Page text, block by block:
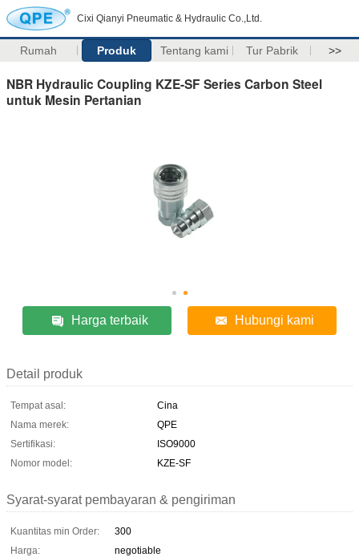
Cixi Qianyi Pneumatic & Hydraulic Co.,Ltd.
Rumah Produk Tentang kami Tur Pabrik >>
NBR Hydraulic Coupling KZE-SF Series Carbon Steel
untuk Mesin Pertanian
Harga terbaik Hubungi kami
Detail produk
Tempat asal:
Cina
Nama merek:
QPE
Sertifikasi:
ISO9000
Nomor model:
KZE-SF
Syarat-syarat pembayaran & pengiriman
Kuantitas min Order:
300
Harga:
negotiable